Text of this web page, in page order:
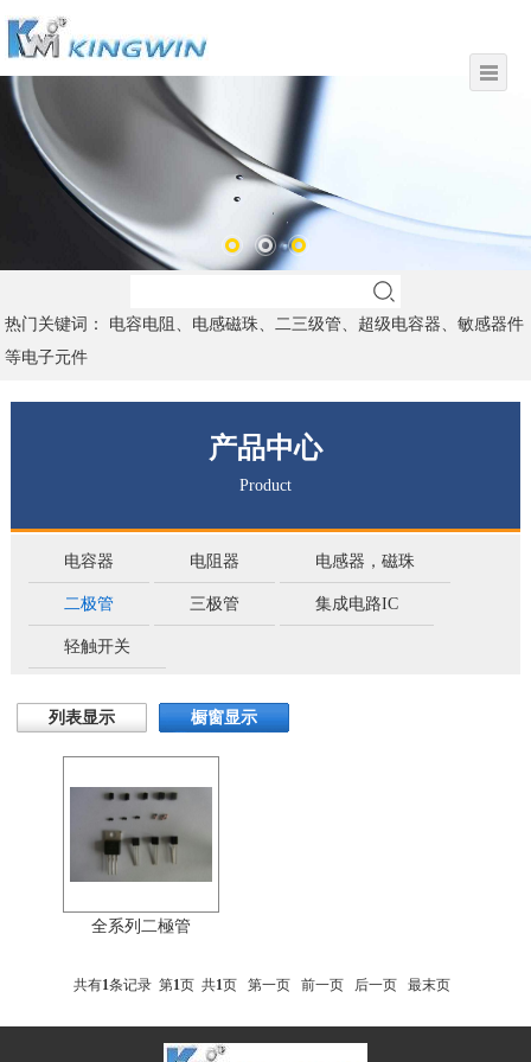
热门关键词： 电容电阻、电感磁珠、二三级管、超级电容器、敏感器件
等电子元件
产品中心
Product
电容器 电阻器 电感器，磁珠
二极管 三极管 集成电路IC
轻触开关
列表显示 橱窗显示
全系列二極管
共有1条记录 第1页 共1页 第一页 前一页 后一页 最末页